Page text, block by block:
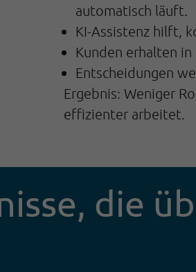
automatisch läuft.
KI-Assistenz hilft,
Kunden erhalten
Entscheidungen
Ergebnis: Weniger
effizienter arbeitet.
die